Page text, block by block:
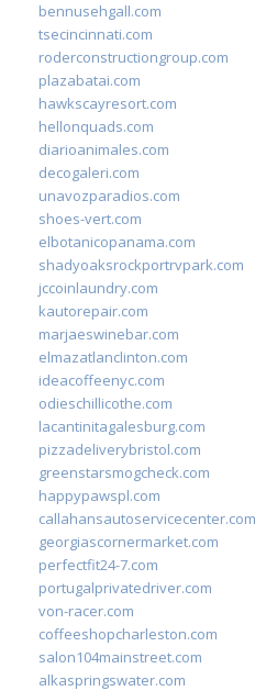
bennusehgall.com
tsecincinnati.com
roderconstructiongroup.com
plazabatai.com
hawkscayresort.com
hellonquads.com
diarioanimales.com
decogaleri.com
unavozparadios.com
shoes-vert.com
elbotanicopanama.com
shadyoaksrockportrvpark.com
jccoinlaundry.com
kautorepair.com
marjaeswinebar.com
elmazatlanclinton.com
ideacoffeenyc.com
odieschillicothe.com
lacantinitagalesburg.com
pizzadeliverybristol.com
greenstarsmogcheck.com
happypawspl.com
callahansautoservicecenter.com
georgiascornermarket.com
perfectfit24-7.com
portugalprivatedriver.com
von-racer.com
coffeeshopcharleston.com
salon104mainstreet.com
alkaspringswater.com